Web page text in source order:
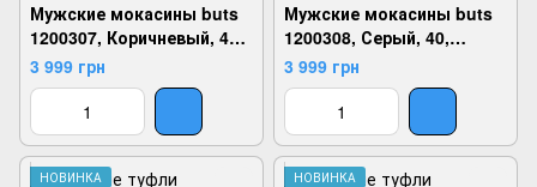
Мужские мокасины buts
1200307, Коричневый, 40,
2924180815965
3 999 грн
Мужские мокасины buts
1200308, Серый, 40,
2924180816023
3 999 грн
НОВИНКА
НОВИНКА